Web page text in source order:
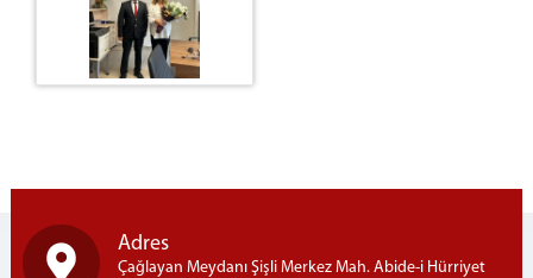
Çocuk Teslimi ve Çocuk İle Kişisel İlişki
Adli Görüşme Odası
İstanbul Denetimli Serbestlik Müdürlüğü
Adalet Sarayı Anaokulu
Adres
Çağlayan Meydanı Şişli Merkez Mah. Abide-i Hürriyet